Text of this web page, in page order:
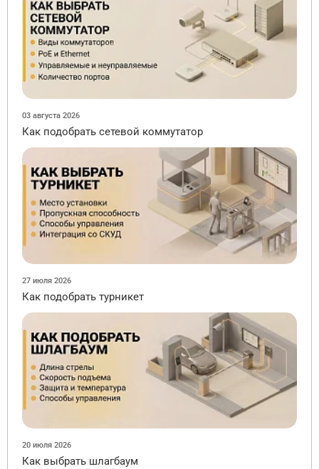
03 августа 2026
Как подобрать сетевой коммутатор
27 июля 2026
Как подобрать турникет
20 июля 2026
Как выбрать шлагбаум